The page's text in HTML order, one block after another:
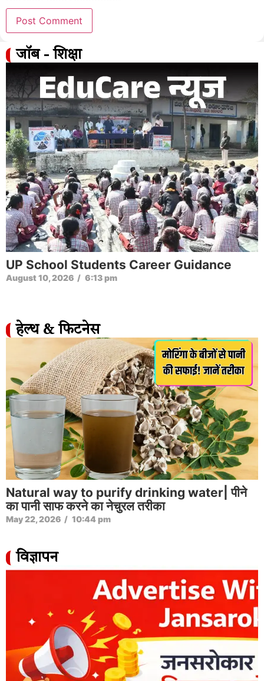
जॉब - शिक्षा
UP School Students Career Guidance
August 10, 2026 / 6:13 pm
हेल्थ & फिटनेस
Natural way to purify drinking water| पीने
का पानी साफ करने का नेचुरल तरीका
May 22, 2026 / 10:44 pm
विज्ञापन